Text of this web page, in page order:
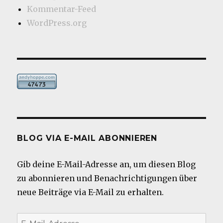
Kommentar-Feed
WordPress.org
BLOG VIA E-MAIL ABONNIEREN
Gib deine E-Mail-Adresse an, um diesen Blog
zu abonnieren und Benachrichtigungen über
neue Beiträge via E-Mail zu erhalten.
E-